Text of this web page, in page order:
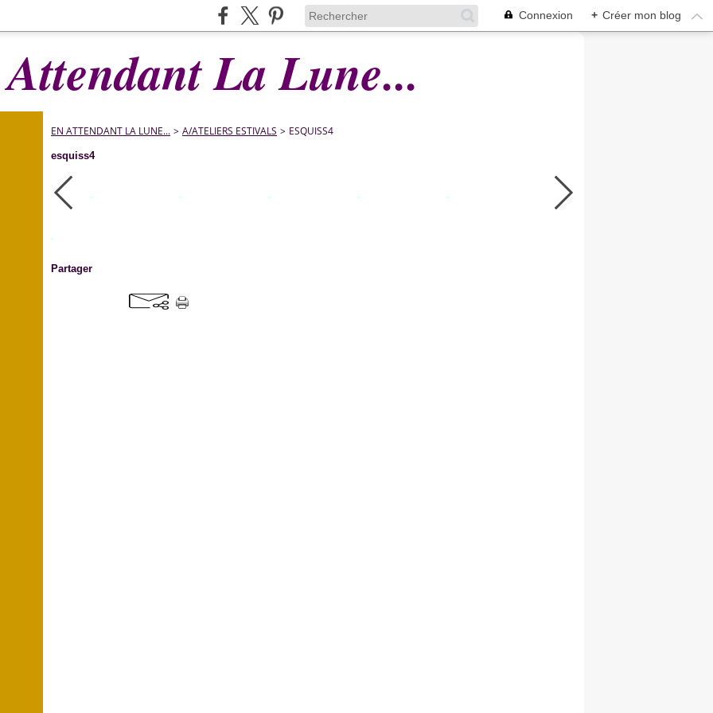
Connexion + Créer mon blog
La Lune...
EN ATTENDANT LA LUNE... > A/ATELIERS ESTIVALS > ESQUISS4
esquiss4
Partager